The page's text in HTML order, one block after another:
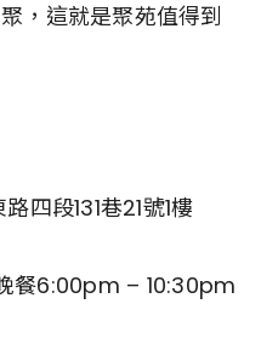
，這就是聚苑值得到
四段131巷21號1樓
餐6:00pm – 10:30pm